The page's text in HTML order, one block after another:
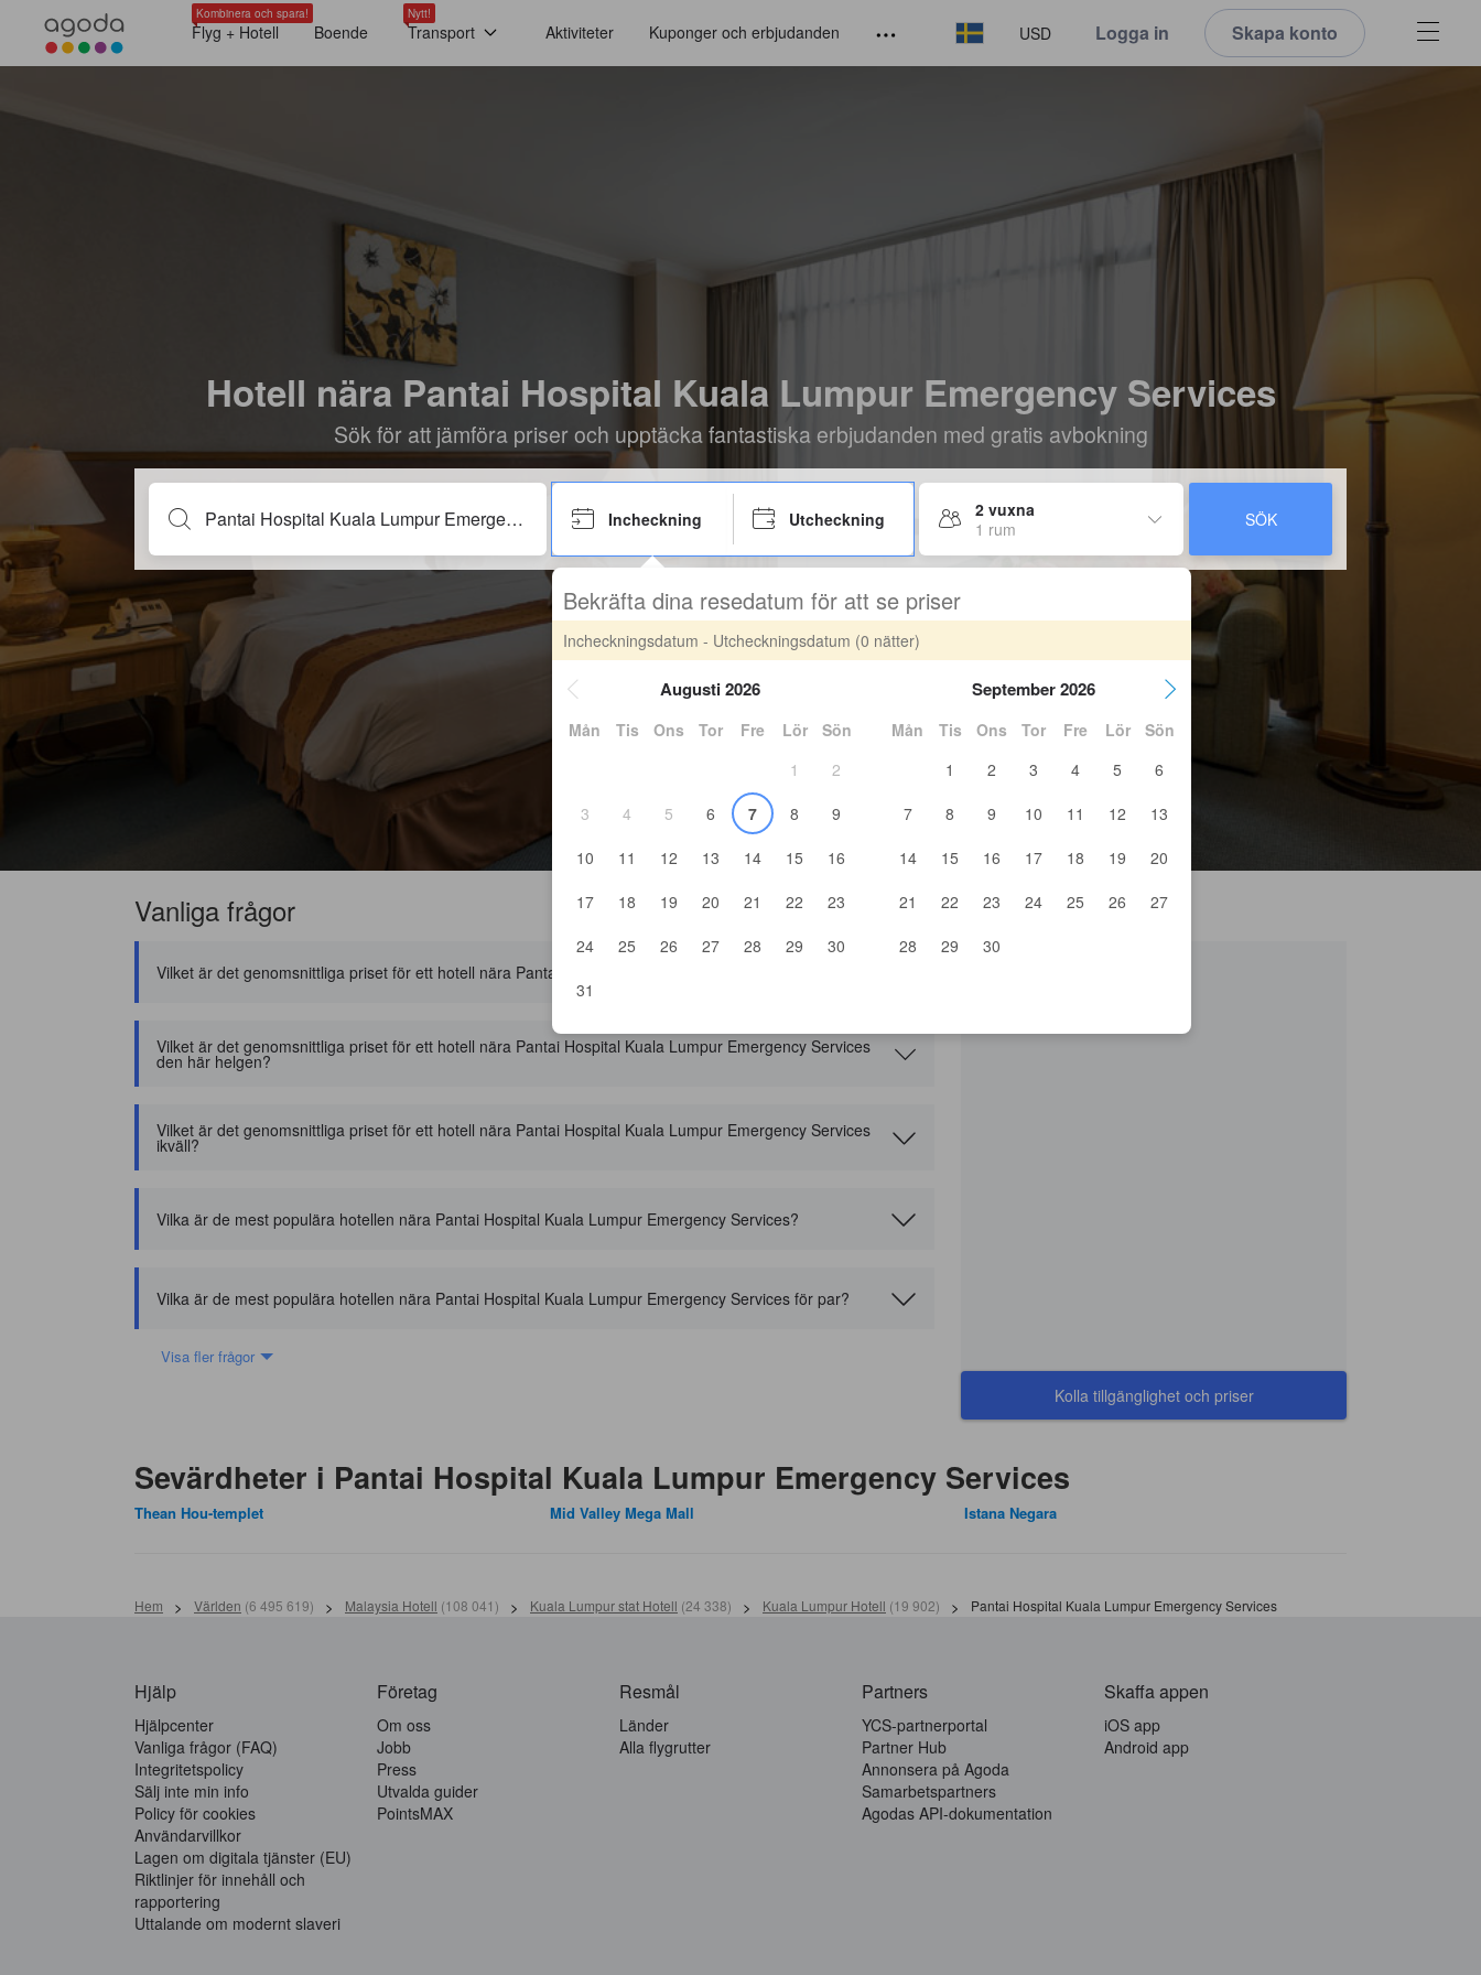
Kombinera och spara!
Flyg + Hotell Boende
Nytt!
Transport Aktiviteter Kuponger och erbjudanden USD Logga in Skapa konto
Hotell nära Pantai Hospital Kuala Lumpur Emergency Services
Sök för att jämföra priser och upptäcka fantastiska erbjudanden med gratis avbokning
Incheckning Utcheckning
2 vuxna
1 rum
SÖK
Bekräfta dina resedatum för att se priser
Incheckningsdatum - Utcheckningsdatum (0 nätter)
Augusti 2026
Mån Tis Ons Tor Fre Lör
Sön
1
2
3
4 5 6 7 8
9
10
11 12 13 14 15
16
17
18 19 20 21 22
23
24
25 26 27 28 29
30
31
September 2026
Mån Tis Ons Tor Fre Lör
Sön
1
2 3 4 5
6
7
8 9 10 11 12
13
14
15 16 17 18 19
20
21
22 23 24 25 26
27
28
29 30
Vanliga frågor
Vilket är det genomsnittliga priset för ett hotell nära Pantai Hospital Kuala Lumpur Emergency Services?
Vilket är det genomsnittliga priset för ett hotell nära Pantai Hospital Kuala Lumpur Emergency Services
den här helgen?
Vilket är det genomsnittliga priset för ett hotell nära Pantai Hospital Kuala Lumpur Emergency Services
ikväll?
Vilka är de mest populära hotellen nära Pantai Hospital Kuala Lumpur Emergency Services?
Vilka är de mest populära hotellen nära Pantai Hospital Kuala Lumpur Emergency Services för par?
Visa fler frågor
Kolla tillgänglighet och priser
Sevärdheter i Pantai Hospital Kuala Lumpur Emergency Services
Thean Hou-templet Mid Valley Mega Mall Istana Negara
Hem > Världen (6 495 619) > Malaysia Hotell (108 041 ) > Kuala Lumpur stat Hotell (24 338) > Kuala Lumpur Hotell (19 902) > Pantai Hospital Kuala Lumpur Emergency Services
Hjälp
Hjälpcenter
Vanliga frågor (FAQ)
Integritetspolicy
Sälj inte min info
Policy för cookies
Användarvillkor
Lagen om digitala tjänster (EU)
Riktlinjer för innehåll och
rapportering
Uttalande om modernt slaveri
Företag
Om oss
Jobb
Press
Utvalda guider
PointsMAX
Resmål
Länder
Alla flygrutter
Partners
YCS-partnerportal
Partner Hub
Annonsera på Agoda
Samarbetspartners
Agodas API-dokumentation
Skaffa appen
iOS app
Android app